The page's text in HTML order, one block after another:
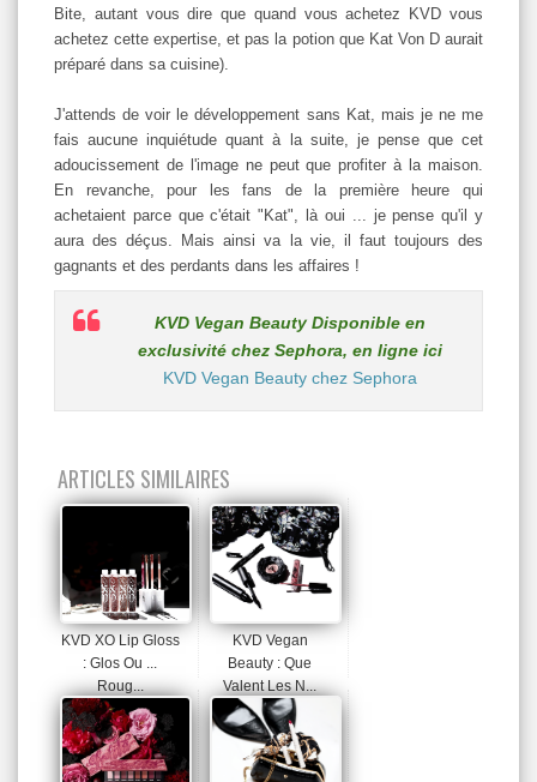
Bite, autant vous dire que quand vous achetez KVD vous
achetez cette expertise, et pas la potion que Kat Von D aurait
préparé dans sa cuisine).
J'attends de voir le développement sans Kat, mais je ne me
fais aucune inquiétude quant à la suite, je pense que cet
adoucissement de l'image ne peut que profiter à la maison.
En revanche, pour les fans de la première heure qui
achetaient parce que c'était "Kat", là oui ... je pense qu'il y
aura des déçus. Mais ainsi va la vie, il faut toujours des
gagnants et des perdants dans les affaires !
KVD Vegan Beauty Disponible en
exclusivité chez Sephora, en ligne ici
KVD Vegan Beauty chez Sephora
ARTICLES SIMILAIRES
KVD XO Lip Gloss
: Glos Ou ...
Roug...
KVD Vegan
Beauty : Que
Valent Les N...